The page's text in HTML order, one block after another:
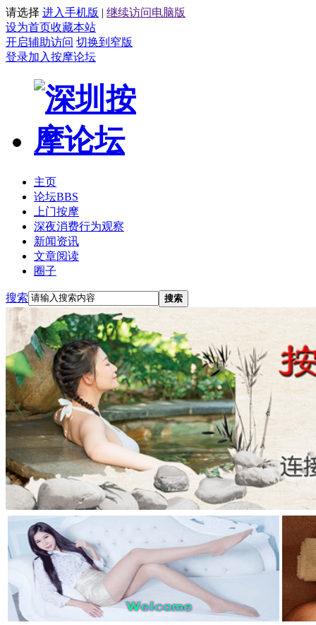
请选择 进入手机版 | 继续访问电脑版
设为首页收藏本站
开启辅助访问 切换到窄版
登录加入按摩论坛
主页
论坛BBS
上门按摩
深夜消费行为观察
新闻资讯
文章阅读
圈子
搜索 搜索